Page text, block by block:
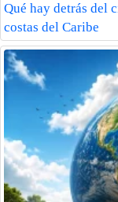
Qué hay detrás del
costas del Caribe